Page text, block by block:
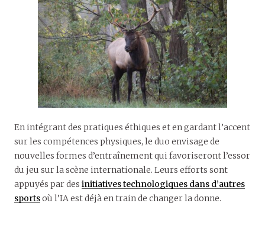
En intégrant des pratiques éthiques et en gardant l’accent
sur les compétences physiques, le duo envisage de
nouvelles formes d’entraînement qui favoriseront l’essor
du jeu sur la scène internationale. Leurs efforts sont
appuyés par des initiatives technologiques dans d’autres
sportsoù l’IA est déjà en train de changer la donne.